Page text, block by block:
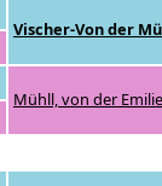
Vischer-Von der
Mühll, von der Emilie